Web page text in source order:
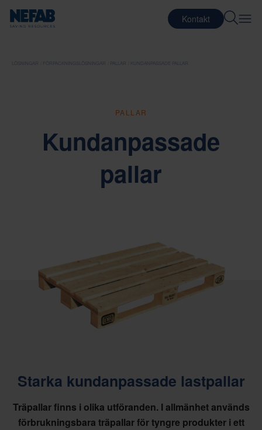
Kontakt
LÖSNINGAR FÖRPACKNINGSLÖSNINGAR PALLAR KUNDANPASSADE PALLAR
PALLAR
Kundanpassade
pallar
Starka kundanpassade lastpallar
Träpallar finns i olika utföranden. I allmänhet används
förbrukningsbara träpallar för tyngre produkter i ett